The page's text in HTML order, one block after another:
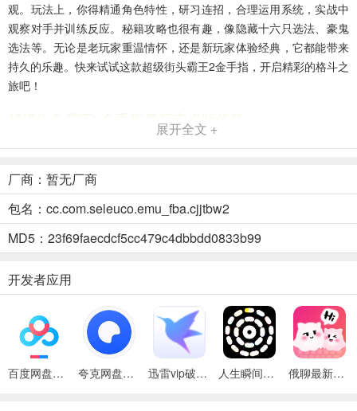
观。玩法上，你得精通角色特性，研习连招，合理运用系统，实战中
观察对手并训练反应。秘籍攻略也很有趣，像隐藏十六只选法、豪鬼
选法等。无论是老玩家重温情怀，还是新玩家体验经典，它都能带来
持久的乐趣。快来试试这款超级街头霸王2金手指，开启精彩的格斗之
旅吧！
超级街头霸王2金手指最新安卓版优势
2、视听升级：人物头像与背景音乐重制，画面音效提升，还引入连击
破招机制。
3、玩法多样：有大量隐藏要素和秘籍玩法，鼓励玩家研究角色特性，
展开全文 +
厂商：暂无厂商
包名：cc.com.seleuco.emu_fba.cjjtbw2
MD5：23f69faecdcf5cc479c4dbbdd0833b99
开发者应用
百度网盘绿色免安装Pc电脑版 夸克网盘官方正式版 迅雷vip破解版永久会员2024版 人生瞬间最新手机版 俄聊最新手机版